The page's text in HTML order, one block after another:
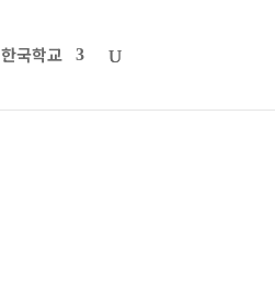
한국학교